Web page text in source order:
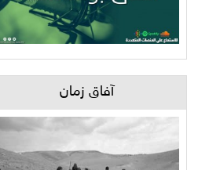
آفاق زمان